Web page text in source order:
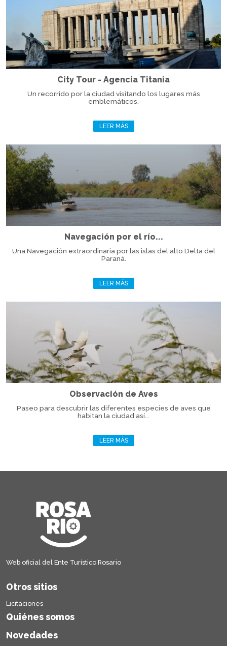
City Tour - Agencia Titania
Un recorrido por la ciudad visitando los lugares más
emblemáticos.
LEER MÁS
Navegación por el río...
Una Navegación extraordinaria por las islas del alto Delta del
Paraná.
LEER MÁS
Observación de Aves
Paseo para descubrir las diferentes especies de aves que
habitan la ciudad así...
LEER MÁS
Web oficial del Ente Turístico Rosario
Otros sitios
Licitaciones
Quiénes somos
Novedades